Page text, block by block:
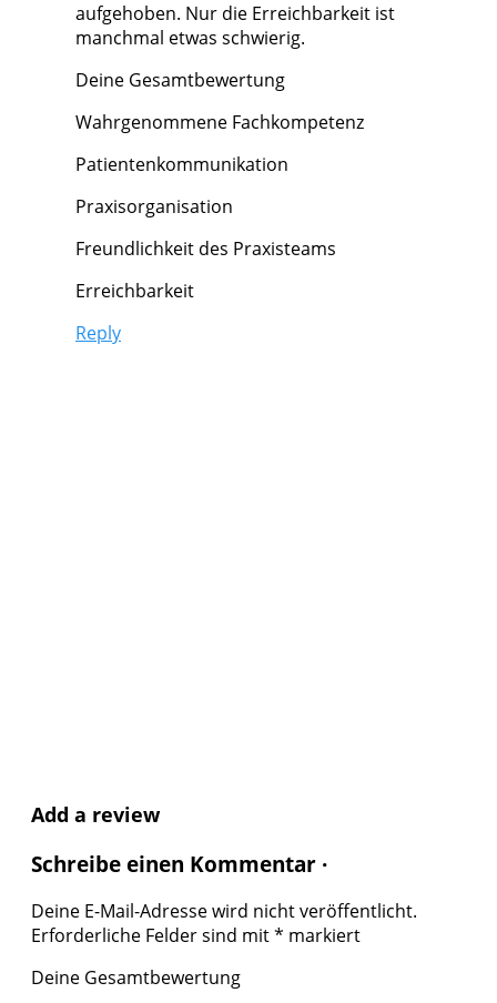
aufgehoben. Nur die Erreichbarkeit ist
manchmal etwas schwierig.
Deine Gesamtbewertung
Wahrgenommene Fachkompetenz
Patientenkommunikation
Praxisorganisation
Freundlichkeit des Praxisteams
Erreichbarkeit
Reply
Add a review
Schreibe einen Kommentar ·
Deine E-Mail-Adresse wird nicht veröffentlicht.
Erforderliche Felder sind mit* markiert
Deine Gesamtbewertung